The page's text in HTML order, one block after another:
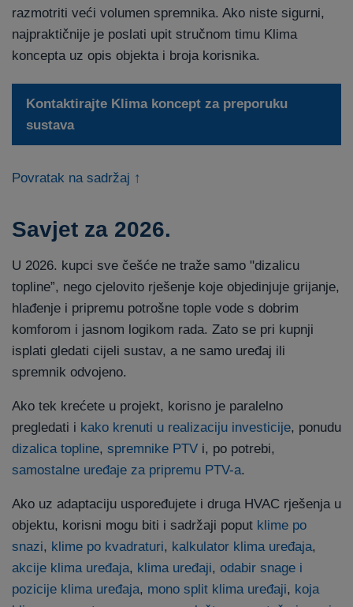
razmotriti veći volumen spremnika. Ako niste sigurni,
najpraktičnije je poslati upit stručnom timu Klima
koncepta uz opis objekta i broja korisnika.
Kontaktirajte Klima koncept za preporuku
sustava
Povratak na sadržaj ↑
Savjet za 2026.
U 2026. kupci sve češće ne traže samo "dizalicu
topline”, nego cjelovito rješenje koje objedinjuje grijanje,
hlađenje i pripremu potrošne tople vode s dobrim
komforom i jasnom logikom rada. Zato se pri kupnji
isplati gledati cijeli sustav, a ne samo uređaj ili
spremnik odvojeno.
Ako tek krećete u projekt, korisno je paralelno
pregledati i kako krenuti u realizaciju investicije, ponudu
dizalica topline, spremnike PTV i, po potrebi,
samostalne uređaje za pripremu PTV-a.
Ako uz adaptaciju uspoređujete i druga HVAC rješenja u
objektu, korisni mogu biti i sadržaji poput klime po
snazi, klime po kvadraturi, kalkulator klima uređaja,
akcije klima uređaja, klima uređaji, odabir snage i
pozicije klima uređaja, mono split klima uređaji, koja